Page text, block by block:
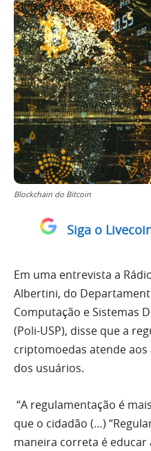
Blockchain do Bitcoin
Siga o
Em uma entrevista a
Albertini, do
Computação e Sistemas
(Poli-USP), disse que a
criptomoedas atende
dos usuários.
“A regulamentação é
que o cidadão (…)
maneira correta é educar